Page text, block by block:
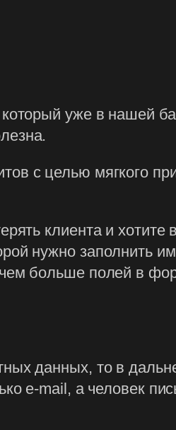
уже в нашей
с целью мягкого
клиента и хотите
нужно заполнить
больше полей в
данных, то в
e-mail, а человек